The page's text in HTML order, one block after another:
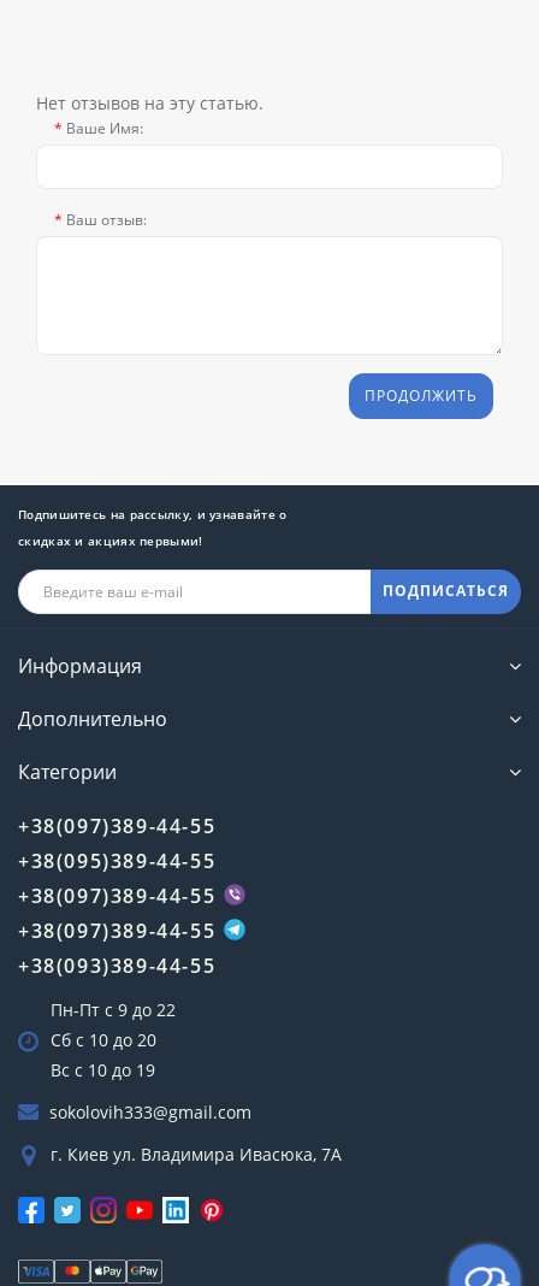
Нет отзывов на эту статью.
Ваше Имя:
Ваш отзыв:
ПРОДОЛЖИТЬ
Подпишитесь на рассылку, и узнавайте о
скидках и акциях первыми!
ПОДПИСАТЬСЯ
Информация
Дополнительно
Категории
+38(097)389-44-55
+38(095)389-44-55
+38(097)389-44-55
+38(097)389-44-55
+38(093)389-44-55
Пн-Пт с 9 до 22
Сб с 10 до 20
Вс с 10 до 19
sokolovih333@gmail.com
г. Киев ул. Владимира Ивасюка, 7А